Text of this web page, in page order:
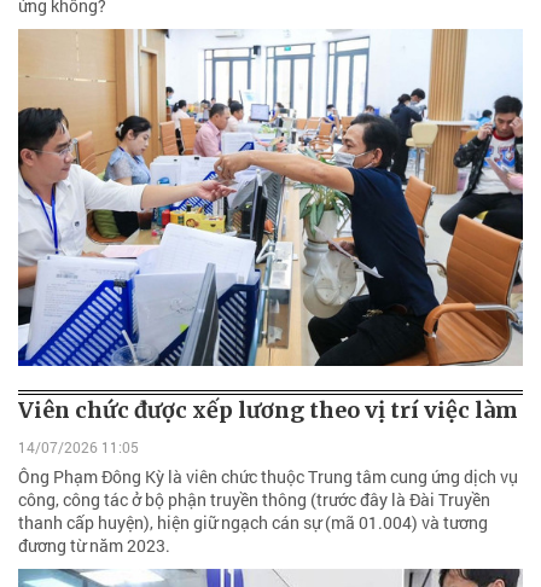
ứng không?
Viên chức được xếp lương theo vị trí việc làm
14/07/2026 11:05
Ông Phạm Đông Kỳ là viên chức thuộc Trung tâm cung ứng dịch vụ
công, công tác ở bộ phận truyền thông (trước đây là Đài Truyền
thanh cấp huyện), hiện giữ ngạch cán sự (mã 01.004) và tương
đương từ năm 2023.